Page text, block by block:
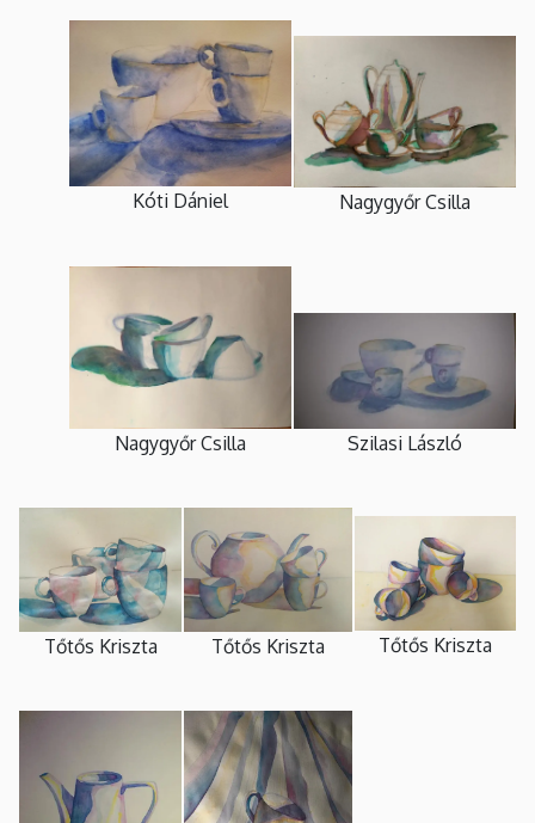
Kóti Dániel Nagygyőr Csilla
Nagygyőr Csilla Szilasi László
Tőtős Kriszta Tőtős Kriszta Tőtős Kriszta